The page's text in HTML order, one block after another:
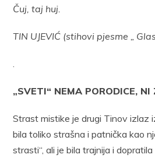
Čuj, taj huj.
TIN UJEVIĆ (stihovi pjesme „
.
„SVETI“ NEMA PORODICE,
Strast mistike je drugi Tinov izlaz
bila toliko strašna i patnička kao
strasti“, ali je bila trajnija i